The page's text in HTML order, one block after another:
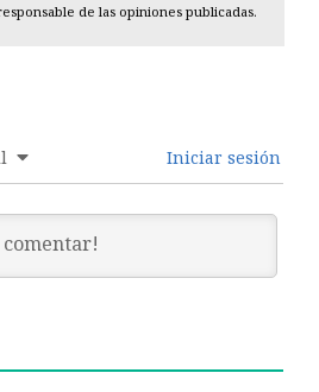
de las opiniones publicadas.
Iniciar sesión